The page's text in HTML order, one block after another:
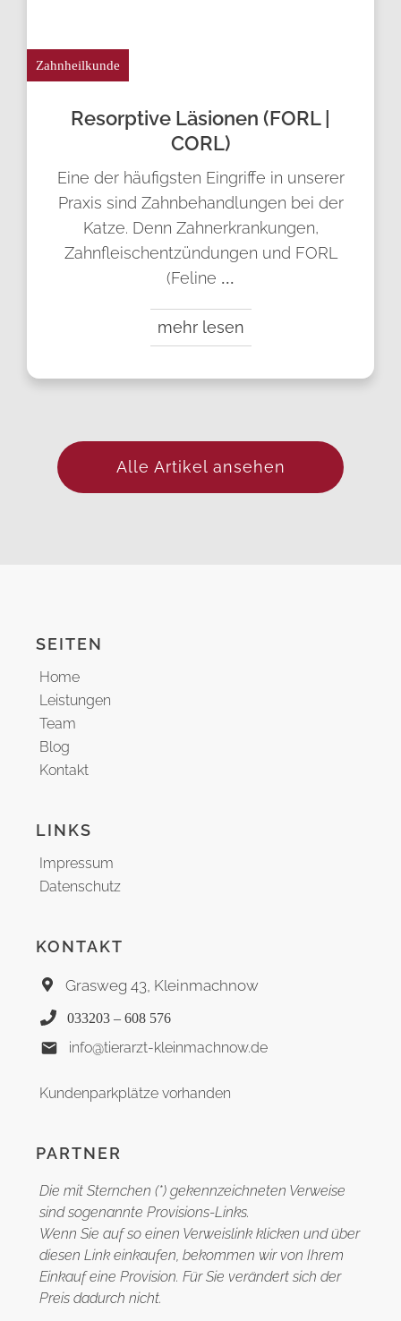
Zahnheilkunde
Resorptive Läsionen (FORL |
CORL)
Eine der häufigsten Eingriffe in unserer
Praxis sind Zahnbehandlungen bei der
Katze. Denn Zahnerkrankungen,
Zahnfleischentzündungen und FORL
(Feline ...
mehr lesen
Alle Artikel ansehen
SEITEN
Home
Leistungen
Team
Blog
Kontakt
LINKS
Impressum
Datenschutz
KONTAKT
Grasweg 43, Kleinmachnow
033203 – 608 576
info@tierarzt-kleinmachnow.de
Kundenparkplätze vorhanden
PARTNER
Die mit Sternchen (*) gekennzeichneten Verweise
sind sogenannte Provisions-Links.
Wenn Sie auf so einen Verweislink klicken und über
diesen Link einkaufen, bekommen wir von Ihrem
Einkauf eine Provision. Für Sie verändert sich der
Preis dadurch nicht.